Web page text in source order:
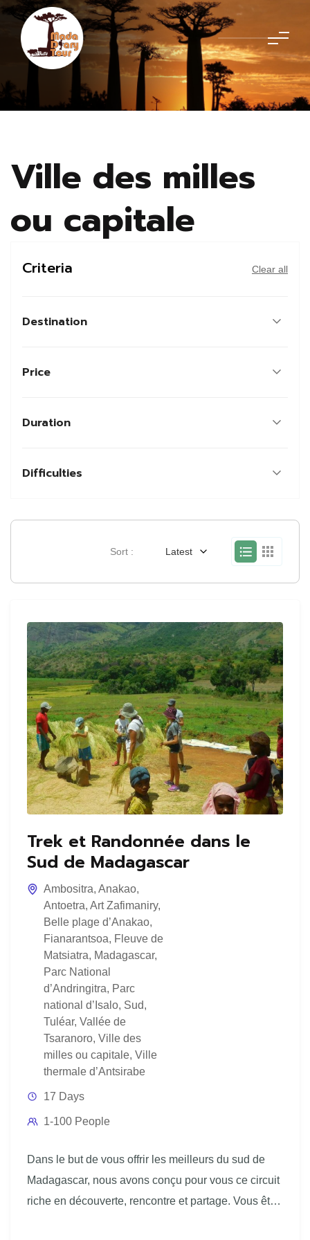
Ville des milles
ou capitale
Criteria Clear all
Destination
Price
Duration
Difficulties
Sort : Latest
Trek et Randonnée dans le
Sud de Madagascar
Ambositra, Anakao,
Antoetra, Art Zafimaniry,
Belle plage d’Anakao,
Fianarantsoa, Fleuve de
Matsiatra, Madagascar,
Parc National
d’Andringitra, Parc
national d’Isalo, Sud,
Tuléar, Vallée de
Tsaranoro, Ville des
milles ou capitale, Ville
thermale d’Antsirabe
17 Days
1-100 People
Dans le but de vous offrir les meilleurs du sud de
Madagascar, nous avons conçu pour vous ce circuit
riche en découverte, rencontre et partage. Vous êtes